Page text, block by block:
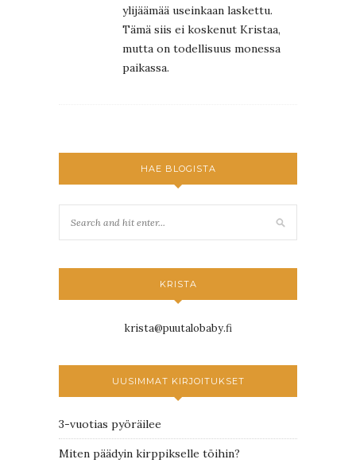
ylijäämää useinkaan laskettu.
Tämä siis ei koskenut Kristaa,
mutta on todellisuus monessa
paikassa.
HAE BLOGISTA
KRISTA
krista@puutalobaby.fi
UUSIMMAT KIRJOITUKSET
3-vuotias pyöräilee
Miten päädyin kirppikselle töihin?